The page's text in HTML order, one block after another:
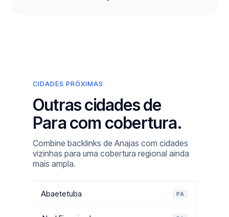
CIDADES PRÓXIMAS
Outras cidades de
Para com cobertura.
Combine backlinks de Anajas com cidades
vizinhas para uma cobertura regional ainda
mais ampla.
Abaetetuba PA